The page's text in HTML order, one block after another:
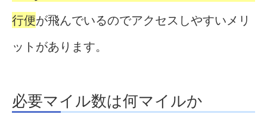
行便が飛んでいるのでアクセスしやすいメリ
ットがあります。
必要マイル数は何マイルか